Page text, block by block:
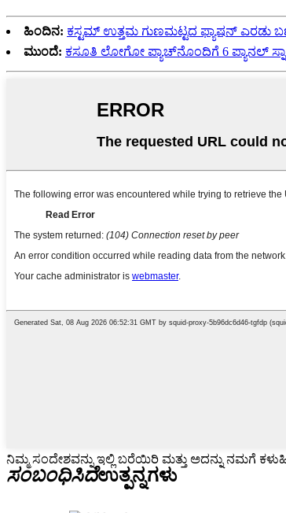
ಹಿಂದಿನ: ಕಸ್ಟಮ್ ಉತ್ತಮ ಗುಣಮಟ್ಟದ ಫ್ಯಾಷನ್ ಎರಡು
ಮುಂದೆ: ಕಸೂತಿ ಲೋಗೋ ಪ್ಯಾಚ್‌ನೊಂದಿಗೆ 6 ಪ್ಯಾನಲ್
ನಿಮ್ಮ ಸಂದೇಶವನ್ನು ಇಲ್ಲಿ ಬರೆಯಿರಿ ಮತ್ತು ಅದನ್ನು ನಮಗೆ
ಸಂಬಂಧಿಸಿದೆಉತ್ಪನ್ನಗಳು